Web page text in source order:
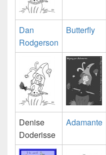
Dan
Rodgerson
Butterfly
Denise
Doderisse
Adamante